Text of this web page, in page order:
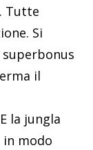
Tutte
Si
il
la jungla
modo